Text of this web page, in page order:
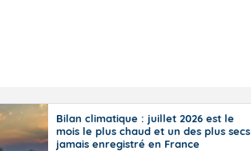
Bilan climatique : juillet 2026 est le
mois le plus chaud et un des plus secs
jamais enregistré en France